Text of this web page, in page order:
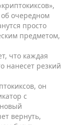
очередном
просто
предметом,
что каждая
нанесет резкий
он
с
вернуть,